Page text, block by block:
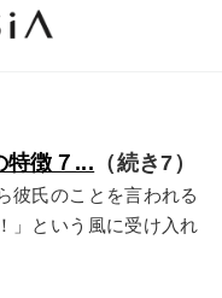
特徴７... （続き7）
彼氏のことを言われる
」という風に受け入れ